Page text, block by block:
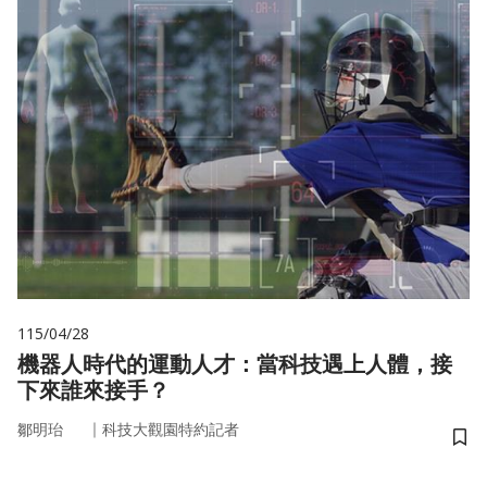
115/04/28
機器人時代的運動人才：當科技遇上人體，接
下來誰來接手？
鄒明珆 ｜ 科技大觀園特約記者
儲